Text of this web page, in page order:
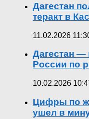
Дагестан
теракт в
11.02.2026
Дагестан —
России по
10.02.2026
Цифры по
ушел в